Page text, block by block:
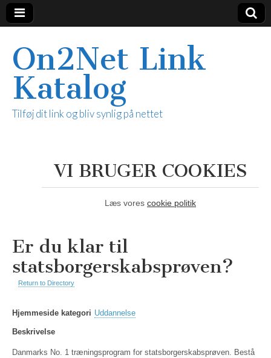
On2Net Link
Katalog
Tilføj dit link og bliv synlig på nettet
VI BRUGER COOKIES
Læs vores cookie politik
Er du klar til
statsborgerskabsprøven?
Return to Directory
Hjemmeside kategori Uddannelse
Beskrivelse
Danmarks No. 1 træningsprogram for statsborgerskabsprøven. Bestå